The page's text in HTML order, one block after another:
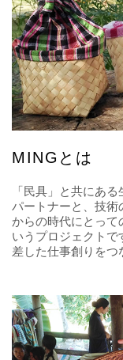
MINGとは
「民具」と共にあ
パートナーと、技術
からの時代にとって
いうプロジェクト
差した仕事創りをつ